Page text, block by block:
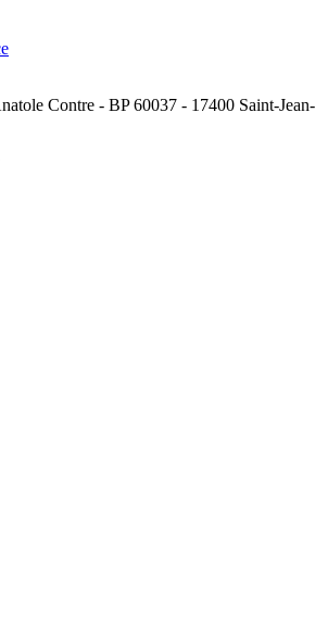
Contre - BP 60037 - 17400 Saint-Jean-